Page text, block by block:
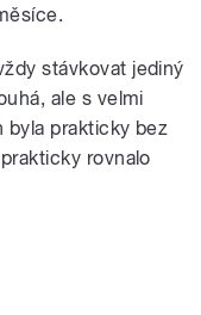
stávkovat jediný
ale s velmi
byla prakticky bez
rovnalo